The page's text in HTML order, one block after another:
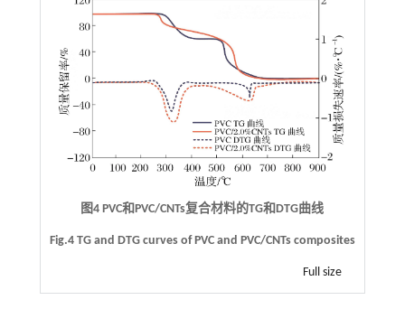
图4 PVC和PVC/CNTs复合材料的TG和DTG曲线
Fig.4 TG and DTG curves of PVC and PVC/CNTs composites
Full size